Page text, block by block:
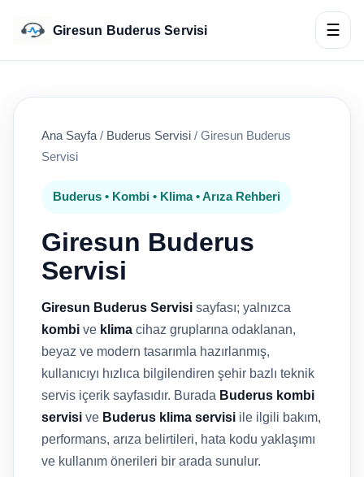
Giresun Buderus Servisi ☰
Ana Sayfa / Buderus Servisi / Giresun Buderus
Servisi
Buderus • Kombi • Klima • Arıza Rehberi
Giresun Buderus
Servisi
Giresun Buderus Servisi sayfası; yalnızca
kombi ve klima cihaz gruplarına odaklanan,
beyaz ve modern tasarımla hazırlanmış,
kullanıcıyı hızlıca bilgilendiren şehir bazlı teknik
servis içerik sayfasıdır. Burada Buderus kombi
servisi ve Buderus klima servisi ile ilgili bakım,
performans, arıza belirtileri, hata kodu yaklaşımı
ve kullanım önerileri bir arada sunulur.